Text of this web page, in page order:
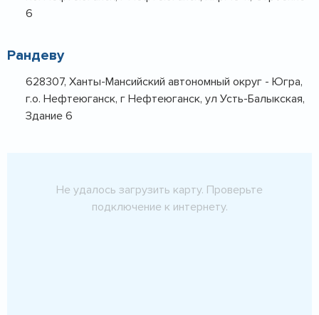
6
Рандеву
628307, Ханты-Мансийский автономный округ - Югра,
г.о. Нефтеюганск, г Нефтеюганск, ул Усть-Балыкская,
Здание 6
Не удалось загрузить карту. Проверьте
подключение к интернету.